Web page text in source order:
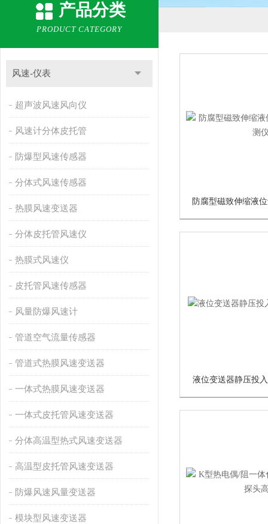
产品分类
PRODUCT CATEGORY
风速-仪表
超声波风速风向仪
风速计分体皮托管
防爆型风速传感器
分体式风速传感器
热膜风速变送器
分体皮托管风速仪
热膜式风速仪
皮托管风速传感器
风量防爆风速计
管道空气流量传感器
管道式热膜风速变送器
一体式热膜风速变送器
一体式皮托管风速变送器
分体高温型热式风速变送器
高温型皮托管风速变送器
防爆风速风量变送器
模块型风速变送器
液位变送器静压投